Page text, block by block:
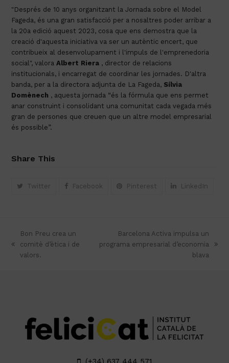
"Després de 10 anys organitzant la Jornada sobre el Model
Fageda, és una gran satisfacció per a nosaltres poder arribar a
la 20a edició aquest 2023, cosa que ens demostra que la
creació d'aquesta iniciativa va ser un autèntic encert, que
contribueix al desenvolupament i l'impuls de l'emprenedoria
social", valoraAlbert Riera , director de relacions
institucionals, i encarregat de coordinar les jornades. D'altra
banda, per a la directora adjunta de La Fageda, Sílvia
Domènech , aquesta jornada “és la fórmula que ens permet
anar construint i consolidant una comunitat cada vegada més
gran de persones que creuen que un altre model empresarial
és possible”.
Share This
Twitter Facebook Pinterest LinkedIn
Bon Preu crea un
comitè d’ètica i de
valors.
next
Barcelona Activa impulsa un
programa empresarial d’economia
blava